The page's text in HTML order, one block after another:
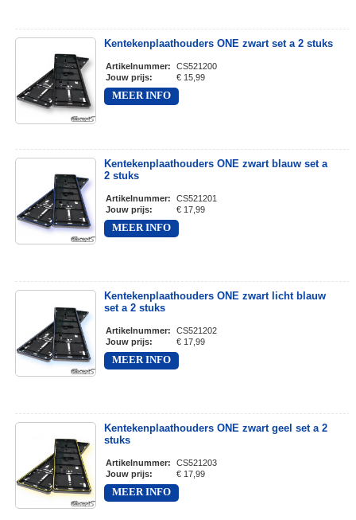
Kentekenplaathouders ONE zwart set a 2 stuks
Artikelnummer:
CS521200
Jouw prijs: € 15,99
MEER INFO
Kentekenplaathouders ONE zwart blauw set a
2 stuks
Artikelnummer:
CS521201
Jouw prijs: € 17,99
MEER INFO
Kentekenplaathouders ONE zwart licht blauw
set a 2 stuks
Artikelnummer:
CS521202
Jouw prijs: € 17,99
MEER INFO
Kentekenplaathouders ONE zwart geel set a 2
stuks
Artikelnummer:
CS521203
Jouw prijs: € 17,99
MEER INFO